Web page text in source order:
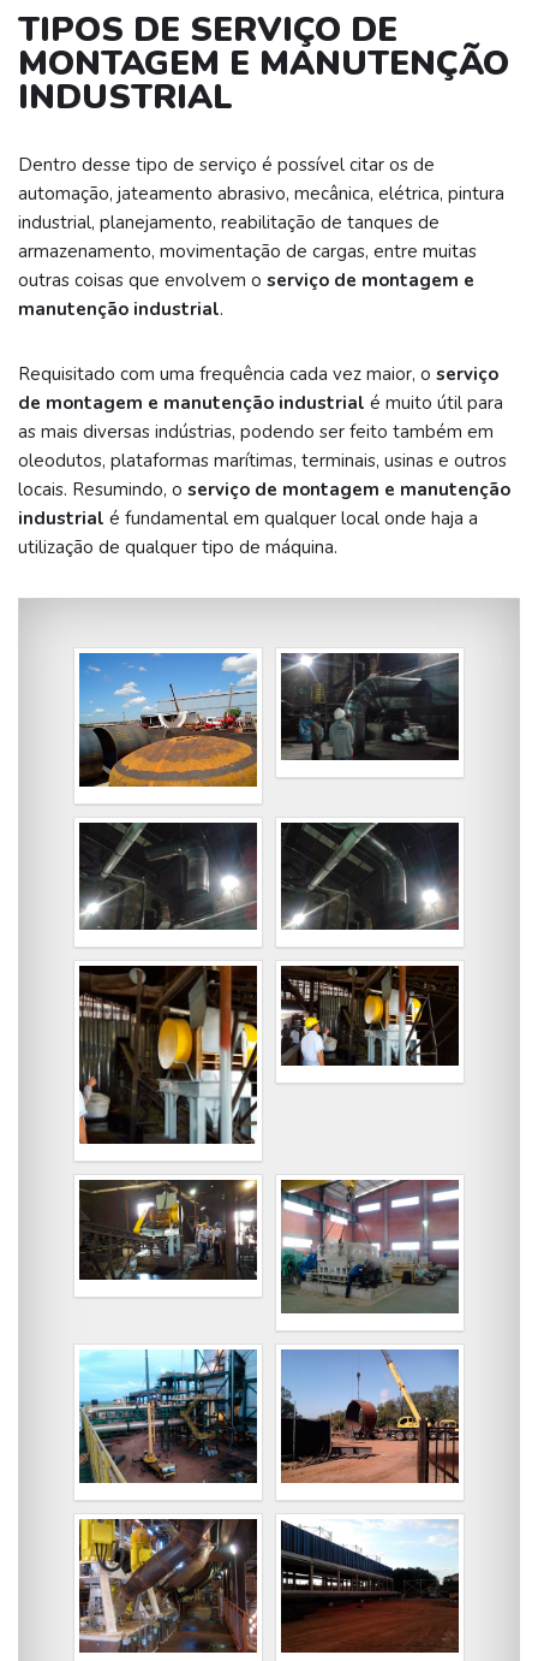
TIPOS DE SERVIÇO DE
MONTAGEM E MANUTENÇÃO
INDUSTRIAL
Dentro desse tipo de serviço é possível citar os de
automação, jateamento abrasivo, mecânica, elétrica, pintura
industrial, planejamento, reabilitação de tanques de
armazenamento, movimentação de cargas, entre muitas
outras coisas que envolvem o serviço de montagem e
manutenção industrial.
Requisitado com uma frequência cada vez maior, o serviço
de montagem e manutenção industrial é muito útil para
as mais diversas indústrias, podendo ser feito também em
oleodutos, plataformas marítimas, terminais, usinas e outros
locais. Resumindo, o serviço de montagem e manutenção
industrial é fundamental em qualquer local onde haja a
utilização de qualquer tipo de máquina.